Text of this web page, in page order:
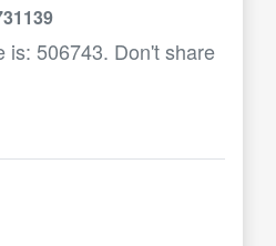
is: 506743. Don't share